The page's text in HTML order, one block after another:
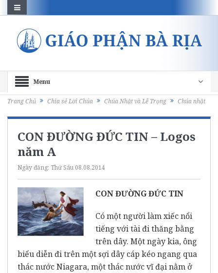
Menu
Trang Chủ Chia sẻ Lời Chúa Chúa Nhật và Lễ Trọng Chúa nhật
CON ĐƯỜNG ĐỨC TIN – Logos
năm A
Ngày đăng: Thứ Sáu 08.08.2014
CON ĐƯỜNG ĐỨC TIN
Có một người làm xiếc nổi
tiếng với tài đi thăng bằng
trên dây. Một ngày kia, ông
biểu diễn đi trên một sợi dây cáp kéo ngang qua
thác nước Niagara, một thác nước vĩ đại nằm ở